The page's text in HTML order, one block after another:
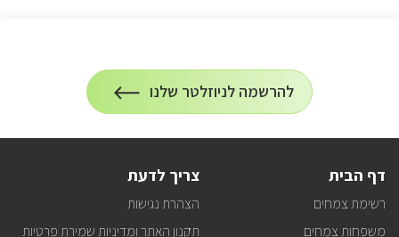
הרשמה
להרשמה לניוזלטר שלנו
על
הרשמה
דף הבית
רשימת צמחים
משפחות צמחים
צריך לדעת
הצהרת נגישות
תקנון האתר ומדיניות שמירת פרטיות